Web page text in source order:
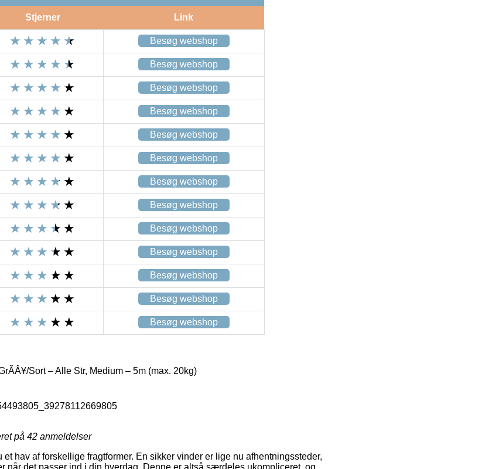
Stjerner Link
Besøg webshop
Besøg webshop
Besøg webshop
Besøg webshop
Besøg webshop
Besøg webshop
Besøg webshop
Besøg webshop
Besøg webshop
Besøg webshop
Besøg webshop
Besøg webshop
Besøg webshop
Sort – Alle Str, Medium – 5m (max. 20kg)
på 42 anmeldelser
hav af forskellige fragtformer. En sikker vinder er lige nu afhentningssteder,
når det passer ind i din hverdag. Denne er altså særdeles ukompliceret, og